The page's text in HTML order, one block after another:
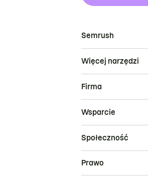
Semrush
Więcej narzędzi
Firma
Wsparcie
Społeczność
Prawo